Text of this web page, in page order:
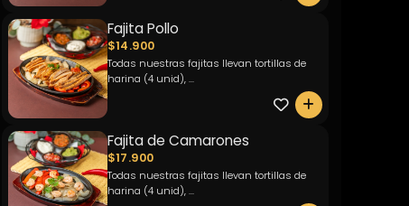
Fajita Pollo
$14.900
Todas nuestras fajitas llevan tortillas de
harina (4 unid), ...
0
Fajita de Camarones
$17.900
Todas nuestras fajitas llevan tortillas de
harina (4 unid), ...